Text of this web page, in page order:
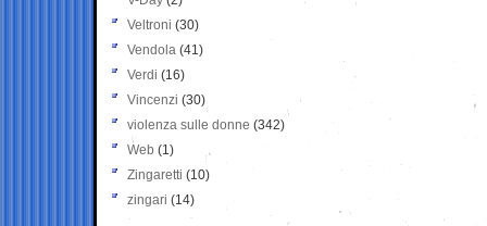
Veltroni (30)
Vendola (41)
Verdi (16)
Vincenzi (30)
violenza sulle donne (342)
Web (1)
Zingaretti (10)
zingari (14)